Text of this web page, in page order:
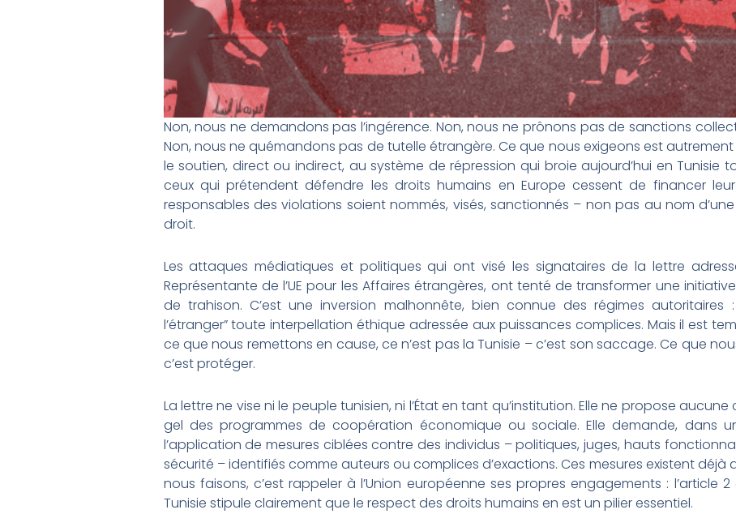
Non, nous ne demandons pas l’ingérence. Non, nous ne prônons pas de sanctions
Non, nous ne quémandons pas de tutelle étrangère. Ce que nous exigeons est
le soutien, direct ou indirect, au système de répression qui broie aujourd’hui en Tunisie
ceux qui prétendent défendre les droits humains en Europe cessent de financer
responsables des violations soient nommés, visés, sanctionnés – non pas au nom
droit.
Les attaques médiatiques et politiques qui ont visé les signataires de la lettre
Représentante de l’UE pour les Affaires étrangères, ont tenté de transformer une
de trahison. C’est une inversion malhonnête, bien connue des régimes
l’étranger” toute interpellation éthique adressée aux puissances complices. Mais il est
ce que nous remettons en cause, ce n’est pas la Tunisie – c’est son saccage. Ce que
c’est protéger.
La lettre ne vise ni le peuple tunisien, ni l’État en tant qu’institution. Elle ne propose
gel des programmes de coopération économique ou sociale. Elle demande, dans
l’application de mesures ciblées contre des individus – politiques, juges, hauts
sécurité – identifiés comme auteurs ou complices d’exactions. Ces mesures existent déjà
nous faisons, c’est rappeler à l’Union européenne ses propres engagements : l’article 2
Tunisie stipule clairement que le respect des droits humains en est un pilier essentiel.